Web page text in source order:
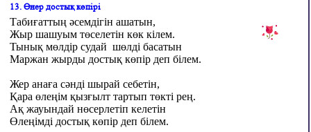
13. Өнер достық көпірі
Табиғаттың әсемдігін ашатын,
Жыр шашуым төселетін көк кілем.
Тынық мөлдір судай шөлді басатын
Маржан жырды достық көпір деп білем.
Жер анаға сәнді шырай себетін,
Қара өлеңім қызғылт тартып төкті рең.
Ақ жауындай нөсерлетіп келетін
Өлеңімді достық көпір деп білем.